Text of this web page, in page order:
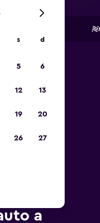
a
s d
5 6
12 13
19 20
26 27